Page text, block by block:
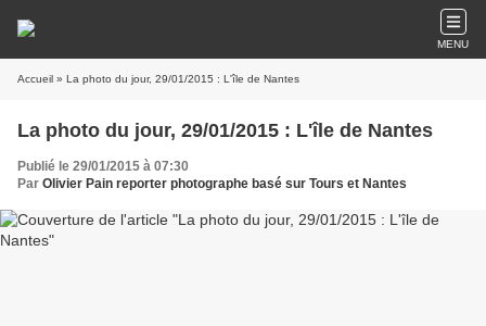
MENU
Accueil » La photo du jour, 29/01/2015 : L'île de Nantes
La photo du jour, 29/01/2015 : L'île de Nantes
Publié le 29/01/2015 à 07:30
Par Olivier Pain reporter photographe basé sur Tours et Nantes